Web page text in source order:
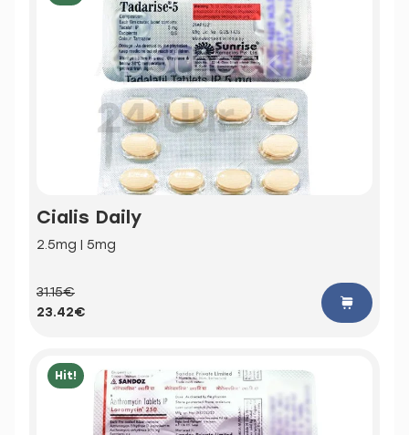
Cialis Daily
2.5mg | 5mg
31.15€
23.42€
Hit!